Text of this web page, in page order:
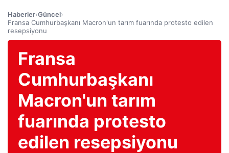
Haberler›Güncel›
Fransa Cumhurbaşkanı Macron'un tarım fuarında protesto edilen
resepsiyonu
Fransa
Cumhurbaşkanı
Macron'un tarım
fuarında protesto
edilen resepsiyonu